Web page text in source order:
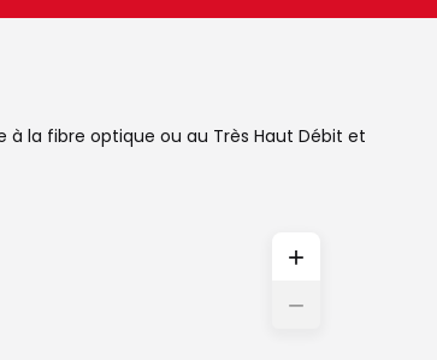
la fibre optique ou au Très Haut Débit et
+
−